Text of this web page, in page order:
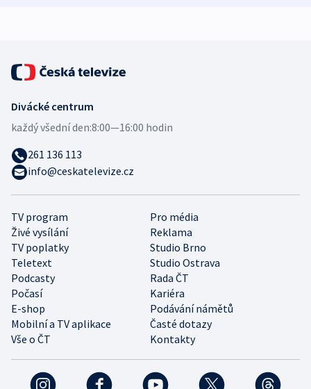
TV program
Pro média
Živé vysílání
Reklama
TV poplatky
Studio Brno
Teletext
Studio Ostrava
Podcasty
Rada ČT
Počasí
Kariéra
E-shop
Podávání námětů
Mobilní a TV aplikace
Časté dotazy
Vše o ČT
Kontakty
Divácké centrum
každý všední den:8:00—16:00 hodin
261 136 113
info@ceskatelevize.cz